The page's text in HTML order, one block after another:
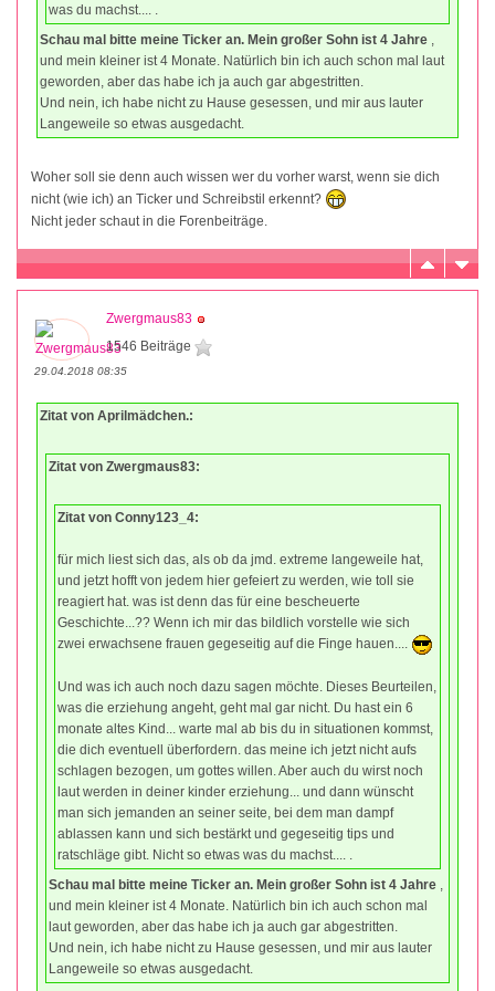
was du machst.... .
Schau mal bitte meine Ticker an. Mein großer Sohn ist 4 Jahre
und mein kleiner ist 4 Monate. Natürlich bin ich auch schon mal laut
geworden, aber das habe ich ja auch gar abgestritten.
Und nein, ich habe nicht zu Hause gesessen, und mir aus lauter
Langeweile so etwas ausgedacht.
Woher soll sie denn auch wissen wer du vorher warst, wenn sie dich
nicht (wie ich) an Ticker und Schreibstil erkennt?
Nicht jeder schaut in die Forenbeiträge.
Zwergmaus83
1546 Beiträge
29.04.2018 08:35
Zitat von Aprilmädchen.:
Zitat von Zwergmaus83:
Zitat von Conny123_4:
für mich liest sich das, als ob da jmd. extreme langeweile hat,
und jetzt hofft von jedem hier gefeiert zu werden, wie toll sie
reagiert hat. was ist denn das für eine bescheuerte
Geschichte...?? Wenn ich mir das bildlich vorstelle wie sich
zwei erwachsene frauen gegeseitig auf die Finge hauen....
Und was ich auch noch dazu sagen möchte. Dieses Beurteilen,
was die erziehung angeht, geht mal gar nicht. Du hast ein 6
monate altes Kind... warte mal ab bis du in situationen kommst,
die dich eventuell überfordern. das meine ich jetzt nicht aufs
schlagen bezogen, um gottes willen. Aber auch du wirst noch
laut werden in deiner kinder erziehung... und dann wünscht
man sich jemanden an seiner seite, bei dem man dampf
ablassen kann und sich bestärkt und gegeseitig tips und
ratschläge gibt. Nicht so etwas was du machst.... .
Schau mal bitte meine Ticker an. Mein großer Sohn ist 4 Jahre ,
und mein kleiner ist 4 Monate. Natürlich bin ich auch schon mal
laut geworden, aber das habe ich ja auch gar abgestritten.
Und nein, ich habe nicht zu Hause gesessen, und mir aus lauter
Langeweile so etwas ausgedacht.